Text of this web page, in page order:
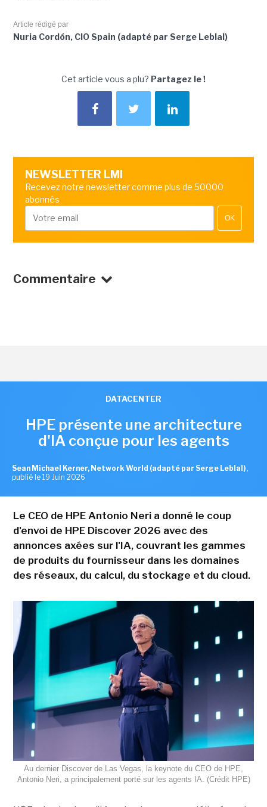
Article rédigé par
Nuria Cordón, CIO Spain (adapté par Serge Leblal)
Cet article vous a plu? Partagez le !
NEWSLETTER LMI
Recevez notre newsletter comme plus de 50000
abonnés
OK
Commentaire
DATACENTER
HPE présente une architecture
d'IA conçue pour les agents
Sean Michael Kerner, Network World (adapté par Serge Leblal) ,
publié le 19 Juin 2026
Le CEO de HPE Antonio Neri a donné le coup
d'envoi de HPE Discover 2026 avec des
annonces axées sur l'IA, couvrant les gammes
de produits du fournisseur dans les domaines
des réseaux, du calcul, du stockage et du cloud.
Au dernier Discover de Las Vegas, la keynote du CEO de HPE,
Antonio Neri, a principalement porté sur les agents IA. (Crédit HPE)